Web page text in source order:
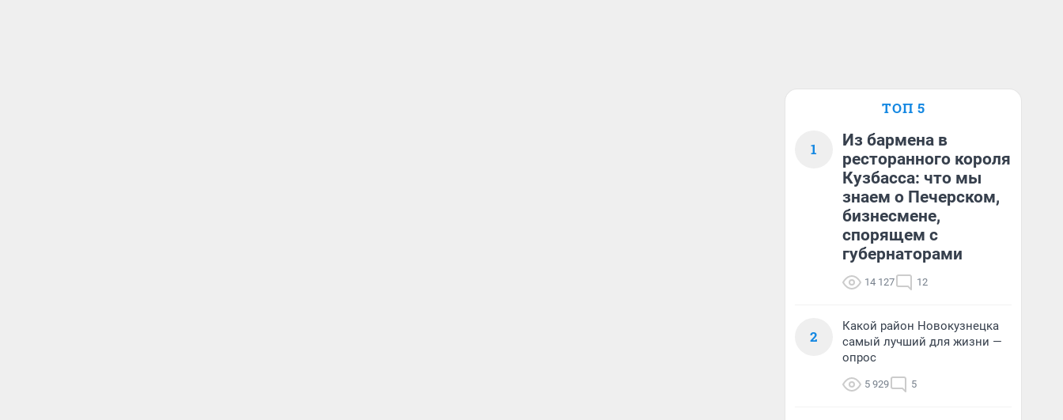
ТОП 5
1
Из бармена в
ресторанного короля
Кузбасса: что мы
знаем о Печерском,
бизнесмене,
спорящем с
губернаторами
14 127 12
2
Какой район Новокузнецка
самый лучший для жизни —
опрос
5 929 5